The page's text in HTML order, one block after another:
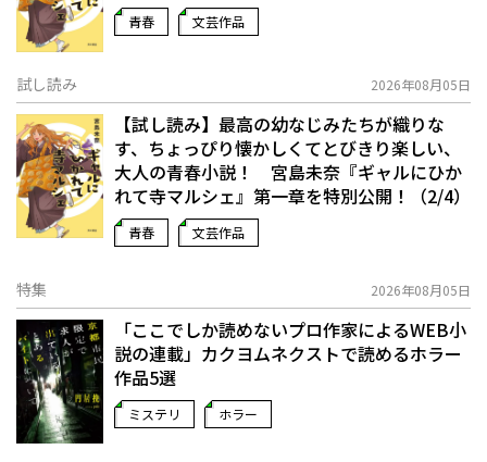
青春 文芸作品
試し読み 2026年08月05日
【試し読み】最高の幼なじみたちが織りな
す、ちょっぴり懐かしくてとびきり楽しい、
大人の青春小説！ 宮島未奈『ギャルにひか
れて寺マルシェ』第一章を特別公開！（2/4）
青春 文芸作品
特集 2026年08月05日
「ここでしか読めないプロ作家によるWEB小
説の連載」――カクヨムネクストで読めるホラー
作品5選
ミステリ ホラー